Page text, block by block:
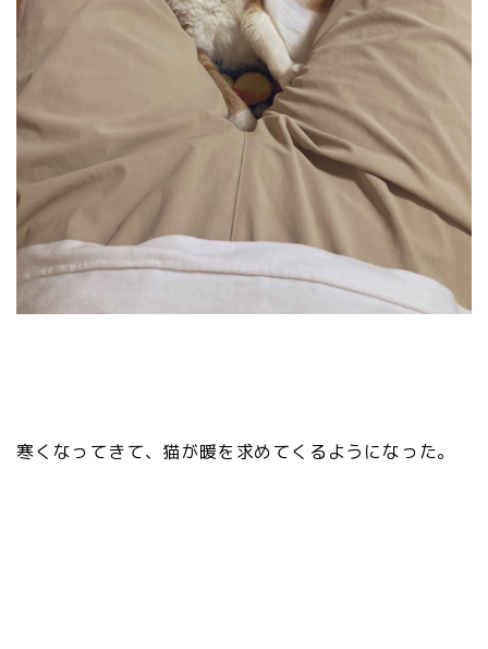
寒くなってきて、猫が暖を求めてくるようになった。